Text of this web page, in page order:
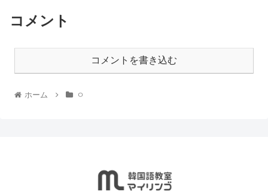
コメント
コメントを書き込む
ホーム ㅇ